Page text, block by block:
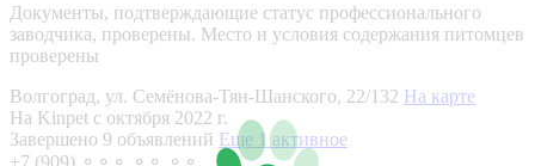
Документы, подтверждающие статус профессионального
заводчика, проверены. Место и условия содержания питомцев
проверены
Волгоград, ул. Семёнова-Тян-Шанского, 22/132 На карте
На Kinpet c октября 2022 г.
Завершено 9 объявлений Еще 1 активное
+7 (909) ⚬⚬⚬ ⚬⚬ ⚬⚬